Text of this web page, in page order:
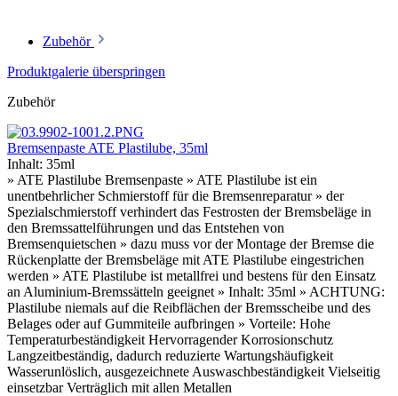
Zubehör
Produktgalerie überspringen
Zubehör
Bremsenpaste ATE Plastilube, 35ml
Inhalt: 35ml
» ATE Plastilube Bremsenpaste » ATE Plastilube ist ein
unentbehrlicher Schmierstoff für die Bremsenreparatur » der
Spezialschmierstoff verhindert das Festrosten der Bremsbeläge in
den Bremssattelführungen und das Entstehen von
Bremsenquietschen » dazu muss vor der Montage der Bremse die
Rückenplatte der Bremsbeläge mit ATE Plastilube eingestrichen
werden » ATE Plastilube ist metallfrei und bestens für den Einsatz
an Aluminium-Bremssätteln geeignet » Inhalt: 35ml » ACHTUNG:
Plastilube niemals auf die Reibflächen der Bremsscheibe und des
Belages oder auf Gummiteile aufbringen » Vorteile: Hohe
Temperaturbeständigkeit Hervorragender Korrosionschutz
Langzeitbeständig, dadurch reduzierte Wartungshäufigkeit
Wasserunlöslich, ausgezeichnete Auswaschbeständigkeit Vielseitig
einsetzbar Verträglich mit allen Metallen